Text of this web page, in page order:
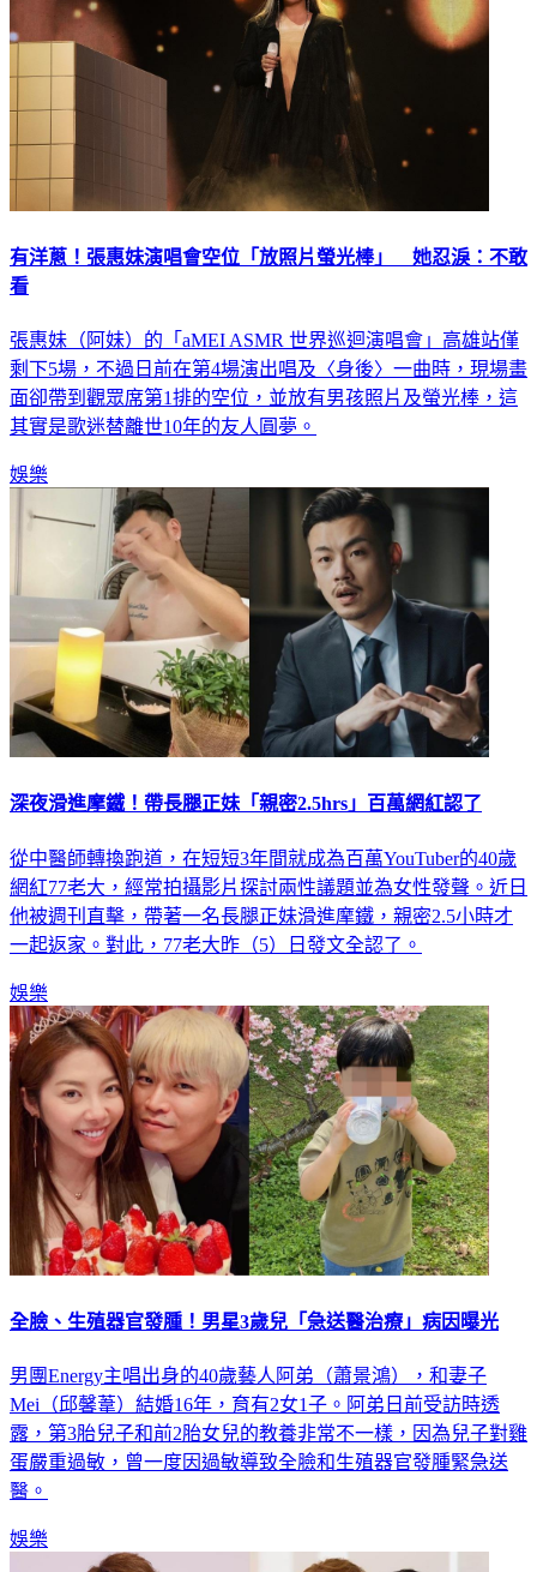
有洋蔥！張惠妹演唱會空位「放照片螢光棒」 她忍淚：不敢
看
張惠妹（阿妹）的「aMEI ASMR 世界巡迴演唱會」高雄站僅
剩下5場，不過日前在第4場演出唱及〈身後〉一曲時，現場畫
面卻帶到觀眾席第1排的空位，並放有男孩照片及螢光棒，這
其實是歌迷替離世10年的友人圓夢。
娛樂
深夜滑進摩鐵！帶長腿正妹「親密2.5hrs」百萬網紅認了
從中醫師轉換跑道，在短短3年間就成為百萬YouTuber的40歲
網紅77老大，經常拍攝影片探討兩性議題並為女性發聲。近日
他被週刊直擊，帶著一名長腿正妹滑進摩鐵，親密2.5小時才
一起返家。對此，77老大昨（5）日發文全認了。
娛樂
全臉、生殖器官發腫！男星3歲兒「急送醫治療」病因曝光
男團Energy主唱出身的40歲藝人阿弟（蕭景鴻），和妻子
Mei（邱馨葦）結婚16年，育有2女1子。阿弟日前受訪時透
露，第3胎兒子和前2胎女兒的教養非常不一樣，因為兒子對雞
蛋嚴重過敏，曾一度因過敏導致全臉和生殖器官發腫緊急送
醫。
娛樂